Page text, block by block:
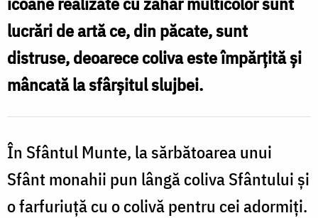
lucrări de artă ce, din păcate, sunt
distruse, deoarece coliva este împărțită și
mâncată la sfârșitul slujbei.
În Sfântul Munte, la sărbătoarea unui
Sfânt monahii pun lângă coliva Sfântului și
o farfuriuță cu o colivă pentru cei adormiți.